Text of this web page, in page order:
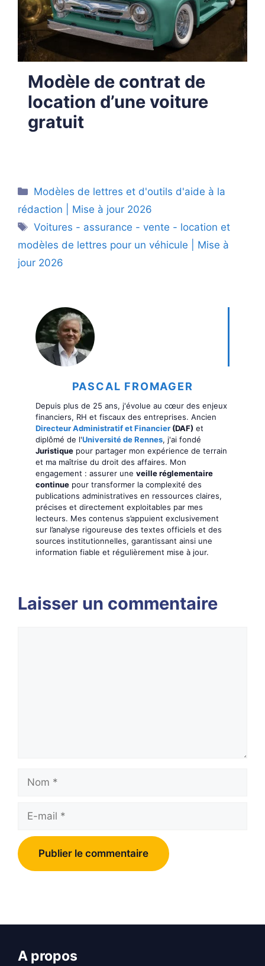
Modèle de contrat de
location d’une voiture
gratuit
Catégories
Modèles de lettres et d'outils d'aide à la
rédaction | Mise à jour 2026
Étiquettes
Voitures - assurance - vente - location et
modèles de lettres pour un véhicule | Mise à
jour 2026
PASCAL FROMAGER
Depuis plus de 25 ans, j'évolue au cœur des enjeux
financiers, RH et fiscaux des entreprises. Ancien
Directeur Administratif et Financier (DAF) et
diplômé de l'Université de Rennes, j'ai fondé
Juristique pour partager mon expérience de terrain
et ma maîtrise du droit des affaires. Mon
engagement : assurer une veille réglementaire
continue pour transformer la complexité des
publications administratives en ressources claires,
précises et directement exploitables par mes
lecteurs. Mes contenus s’appuient exclusivement
sur l’analyse rigoureuse des textes officiels et des
sources institutionnelles, garantissant ainsi une
information fiable et régulièrement mise à jour.
Laisser un commentaire
Nom
A propos